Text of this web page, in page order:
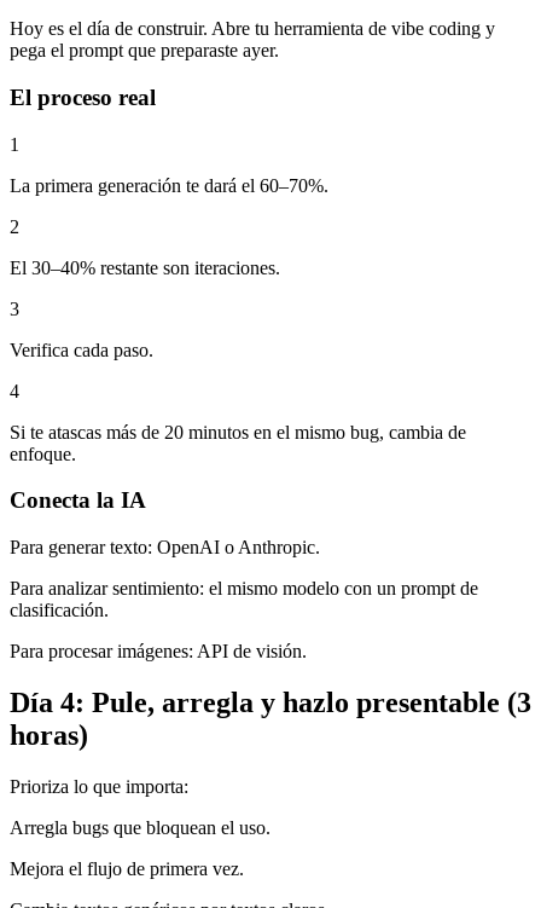
Hoy es el día de construir. Abre tu herramienta de vibe coding y
pega el prompt que preparaste ayer.
El proceso real
1
La primera generación te dará el 60–70%.
2
El 30–40% restante son iteraciones.
3
Verifica cada paso.
4
Si te atascas más de 20 minutos en el mismo bug, cambia de
enfoque.
Conecta la IA
Para generar texto: OpenAI o Anthropic.
Para analizar sentimiento: el mismo modelo con un prompt de
clasificación.
Para procesar imágenes: API de visión.
Día 4: Pule, arregla y hazlo presentable (3
horas)
Prioriza lo que importa:
Arregla bugs que bloquean el uso.
Mejora el flujo de primera vez.